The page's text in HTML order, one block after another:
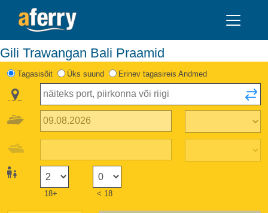
Gili Trawangan Bali Praamid
Tagasisõit Üks suund Erinev tagasireis Andmed
18+ < 18